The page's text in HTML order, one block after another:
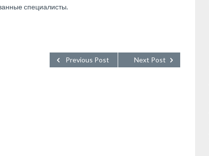
специалисты.
Next Post
Previous Post